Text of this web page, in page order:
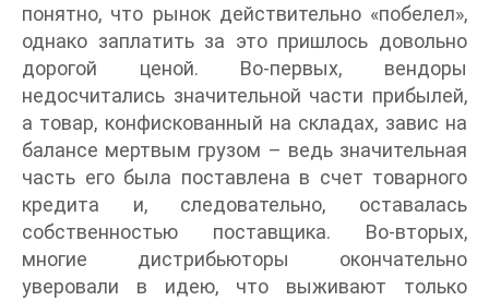
понятно, что рынок действительно «побелел»,
однако заплатить за это пришлось довольно
дорогой ценой. Во-первых, вендоры
недосчитались значительной части прибылей,
а товар, конфискованный на складах, завис на
балансе мертвым грузом – ведь значительная
часть его была поставлена в счет товарного
кредита и, следовательно, оставалась
собственностью поставщика. Во-вторых,
многие дистрибьюторы окончательно
уверовали в идею, что выживают только